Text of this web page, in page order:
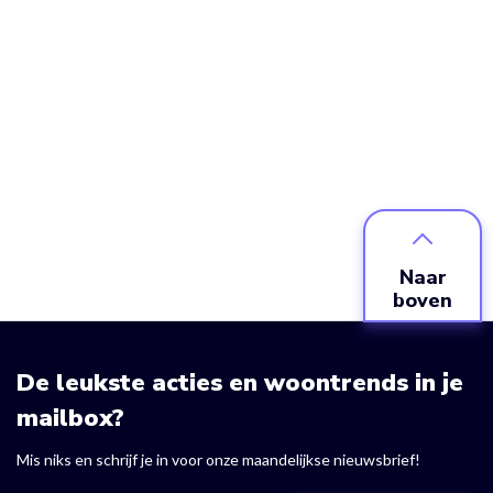
Naar
boven
De leukste acties en woontrends in je
mailbox?
Mis niks en schrijf je in voor onze maandelijkse nieuwsbrief!